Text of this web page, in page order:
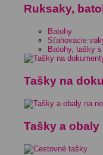
Ruksaky,
Batohy
Sťahovacie
Batohy, tašky
Tašky na
Tašky a